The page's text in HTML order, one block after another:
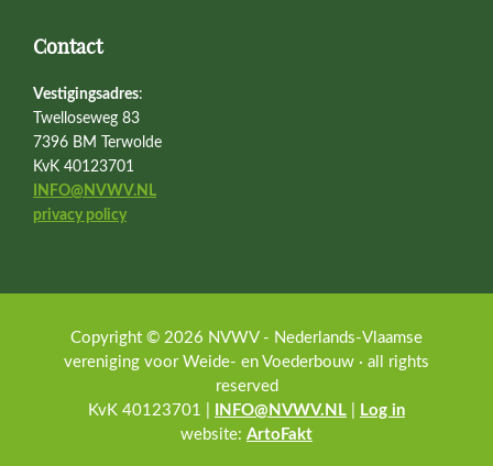
Contact
Vestigingsadres:
Twelloseweg 83
7396 BM Terwolde
KvK 40123701
INFO@NVWV.NL
privacy policy
Copyright © 2026 NVWV - Nederlands-Vlaamse
vereniging voor Weide- en Voederbouw · all rights
reserved
KvK 40123701 |
INFO@NVWV.NL
Log in
website: ArtoFakt